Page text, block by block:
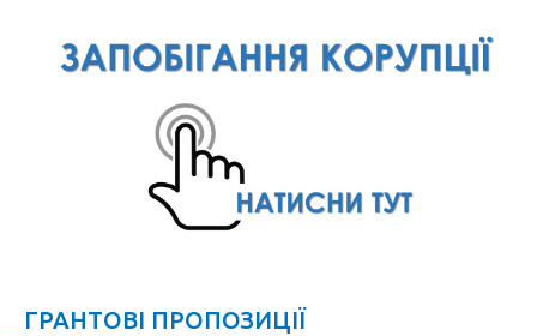
ГРАНТОВІ ПРОПОЗИЦІЇ